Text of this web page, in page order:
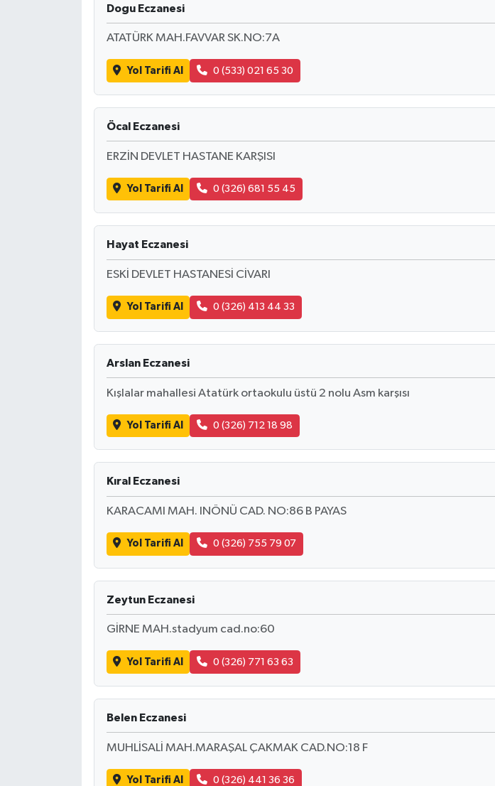
Dogu Eczanesi
ATATÜRK MAH.FAVVAR SK.NO:7A
Yol Tarifi Al 0 (533) 021 65 30
Öcal Eczanesi
ERZİN DEVLET HASTANE KARŞISI
Yol Tarifi Al 0 (326) 681 55 45
Hayat Eczanesi
ESKİ DEVLET HASTANESİ CİVARI
Yol Tarifi Al 0 (326) 413 44 33
Arslan Eczanesi
Kışlalar mahallesi Atatürk ortaokulu üstü 2 nolu Asm karşısı
Yol Tarifi Al 0 (326) 712 18 98
Kıral Eczanesi
KARACAMI MAH. INÖNÜ CAD. NO:86 B PAYAS
Yol Tarifi Al 0 (326) 755 79 07
Zeytun Eczanesi
GİRNE MAH.stadyum cad.no:60
Yol Tarifi Al 0 (326) 771 63 63
Belen Eczanesi
MUHLİSALİ MAH.MARAŞAL ÇAKMAK CAD.NO:18 F
Yol Tarifi Al 0 (326) 441 36 36